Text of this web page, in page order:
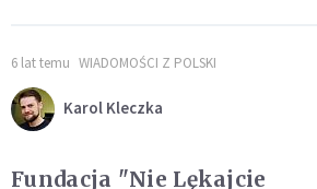
6 lat temu WIADOMOŚCI Z POLSKI
Karol Kleczka
Fundacja "Nie Lękajcie